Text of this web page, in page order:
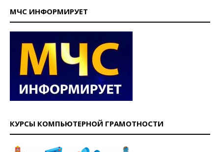
МЧС ИНФОРМИРУЕТ
КУРСЫ КОМПЬЮТЕРНОЙ ГРАМОТНОСТИ